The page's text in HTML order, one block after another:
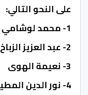
على النحو التالي:
1- محمد لوشامي
2- عبد العزيز الزباخ
3- نعيمة الهوى
4- نور الدين المطيلي